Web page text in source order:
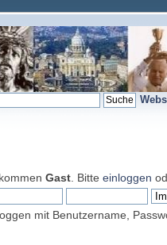
Gast . Bitte einloggen
mit Benutzername,